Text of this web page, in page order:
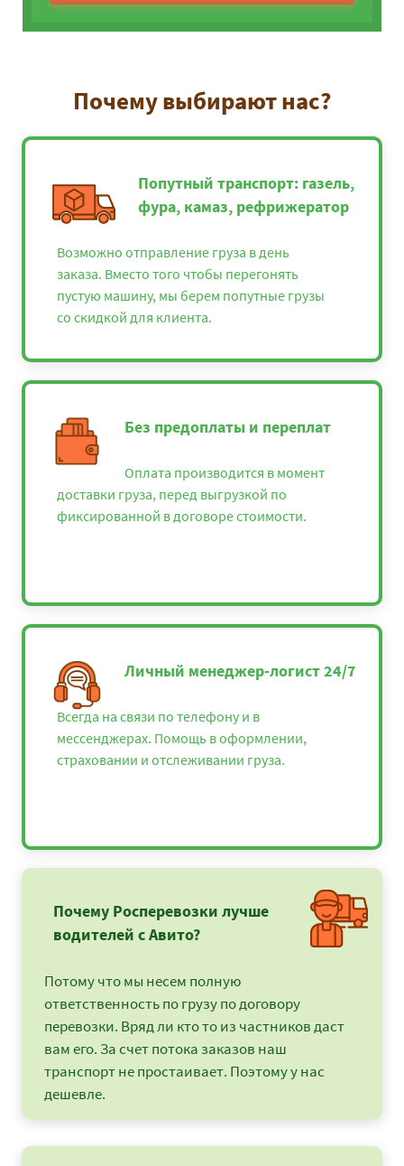
Почему выбирают нас?
Попутный транспорт: газель,
фура, камаз, рефрижератор
Возможно отправление груза в день
заказа. Вместо того чтобы перегонять
пустую машину, мы берем попутные грузы
со скидкой для клиента.
Без предоплаты и переплат
Оплата производится в момент
доставки груза, перед выгрузкой по
фиксированной в договоре стоимости.
Личный менеджер-логист 24/7
Всегда на связи по телефону и в
мессенджерах. Помощь в оформлении,
страховании и отслеживании груза.
Почему Росперевозки лучше
водителей с Авито?
Потому что мы несем полную
ответственность по грузу по договору
перевозки. Вряд ли кто то из частников даст
вам его. За счет потока заказов наш
транспорт не простаивает. Поэтому у нас
дешевле.